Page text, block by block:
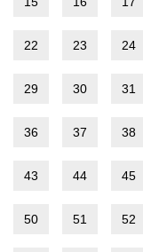
22 23 24
29 30 31
36 37 38
43 44 45
50 51 52